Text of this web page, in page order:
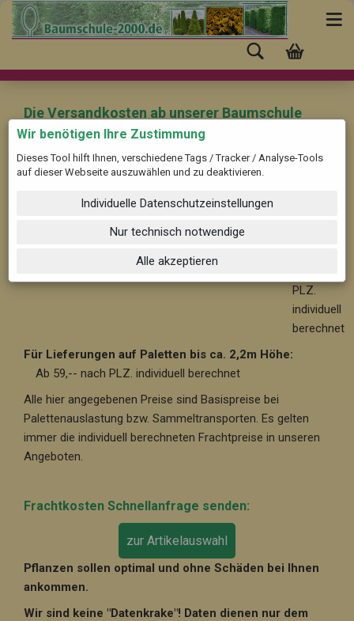
Die Versandkosten ab unserer Baumschule
(Pinneberg) nach "Fischach" mit der PLZ:
86850 betragen:
59,-- im Nahbereich bis 30 km, nach PLZ. individuell
PLZ.
individuell
berechnet
Für Lieferungen auf Paletten bis ca. 2,2m Höhe:
Ab 59,-- nach PLZ. individuell berechnet
Alle hier angegebenen Preise sind Basispreise bei
Palettenauslastung bzw. Sammeltransporten. Es gelten
immer die individuell berechneten Frachtpreise in unseren
Angeboten.
Frachtkosten Schnellanfrage senden:
zur Artikelauswahl
Pflanzen sollen optimal und ohne Schäden bei Ihnen
ankommen.
Wir sind keine "Datenkrake"! Daten dienen nur dem
Wir benötigen Ihre Zustimmung
Dieses Tool hilft Ihnen, verschiedene Tags / Tracker / Analyse-Tools
auf dieser Webseite auszuwählen und zu deaktivieren.
Individuelle Datenschutzeinstellungen
Nur technisch notwendige
Alle akzeptieren